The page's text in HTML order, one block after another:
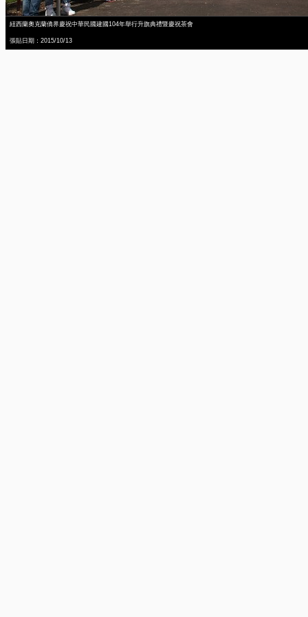
紐西蘭奧克蘭僑界慶祝中華民國建國104年舉行升旗典禮暨慶祝茶會
張貼日期：2015/10/13